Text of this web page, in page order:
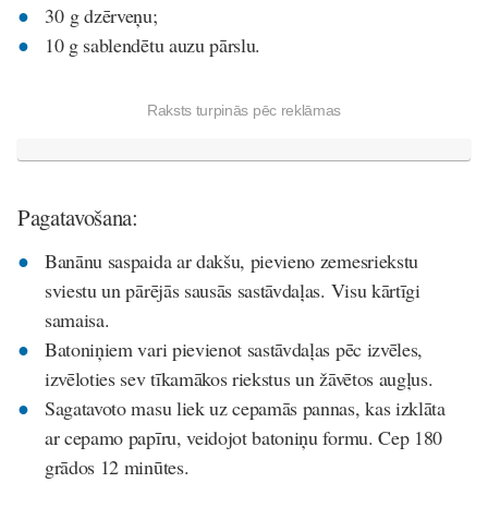
30 g dzērveņu;
10 g sablendētu auzu pārslu.
Raksts turpinās pēc reklāmas
Pagatavošana:
Banānu saspaida ar dakšu, pievieno zemesriekstu
sviestu un pārējās sausās sastāvdaļas. Visu kārtīgi
samaisa.
Batoniņiem vari pievienot sastāvdaļas pēc izvēles,
izvēloties sev tīkamākos riekstus un žāvētos augļus.
Sagatavoto masu liek uz cepamās pannas, kas izklāta
ar cepamo papīru, veidojot batoniņu formu. Cep 180
grādos 12 minūtes.